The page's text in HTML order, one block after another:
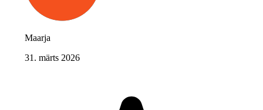
Maarja
31. märts 2026